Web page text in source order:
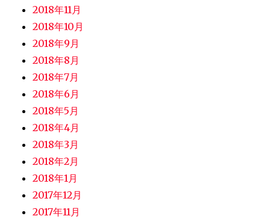
2018年11月
2018年10月
2018年9月
2018年8月
2018年7月
2018年6月
2018年5月
2018年4月
2018年3月
2018年2月
2018年1月
2017年12月
2017年11月